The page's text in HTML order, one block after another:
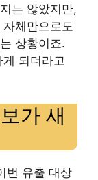
는 않았지만,
체만으로도
상황이죠.
되더라고
가 새
번 유출 대상